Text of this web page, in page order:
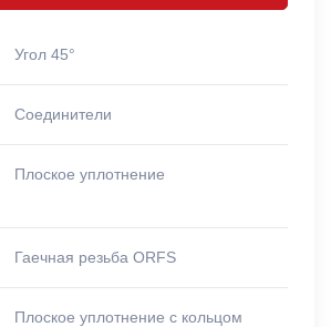
Угол 45°
Соединители
Плоское уплотнение
Гаечная резьба ORFS
Плоское уплотнение с кольцом